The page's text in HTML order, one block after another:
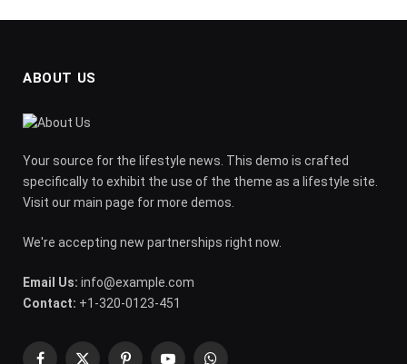
ABOUT US
Your source for the lifestyle news. This demo is crafted
specifically to exhibit the use of the theme as a lifestyle site.
Visit our main page for more demos.
We're accepting new partnerships right now.
Email Us: info@example.com
Contact: +1-320-0123-451